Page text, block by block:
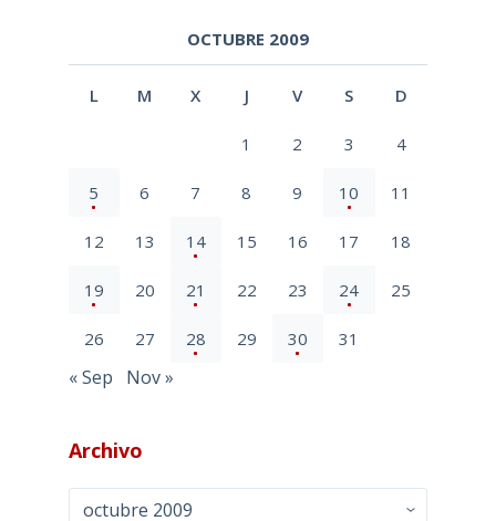
OCTUBRE 2009
L M X J V S D
1 2 3 4
5 6 7 8 9 10 11
12 13 14 15 16 17 18
19 20 21 22 23 24 25
26 27 28 29 30 31
« Sep Nov »
Archivo
Archivo